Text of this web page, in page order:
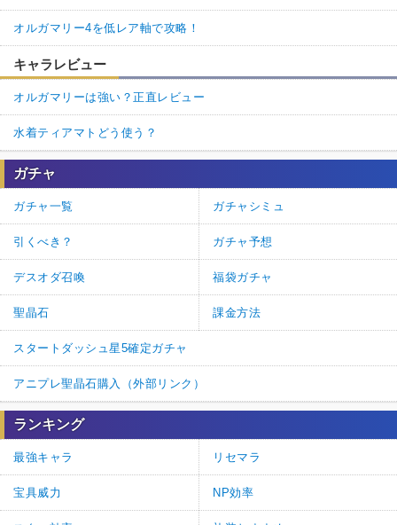
オルガマリー4を低レア軸で攻略！
キャラレビュー
オルガマリーは強い？正直レビュー
水着ティアマトどう使う？
ガチャ
ガチャ一覧 ガチャシミュ
引くべき？ ガチャ予想
デスオダ召喚 福袋ガチャ
聖晶石 課金方法
スタートダッシュ星5確定ガチャ
アニプレ聖晶石購入（外部リンク）
ランキング
最強キャラ リセマラ
宝具威力 NP効率